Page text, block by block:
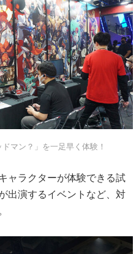
マン？」を一足早く体験！
ャラクターが体験できる試
出演するイベントなど、対